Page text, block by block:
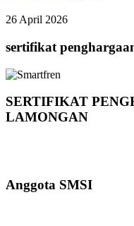
26 April 2026
sertifikat
SERTIFIKAT
LAMONGAN
Anggota SMSI